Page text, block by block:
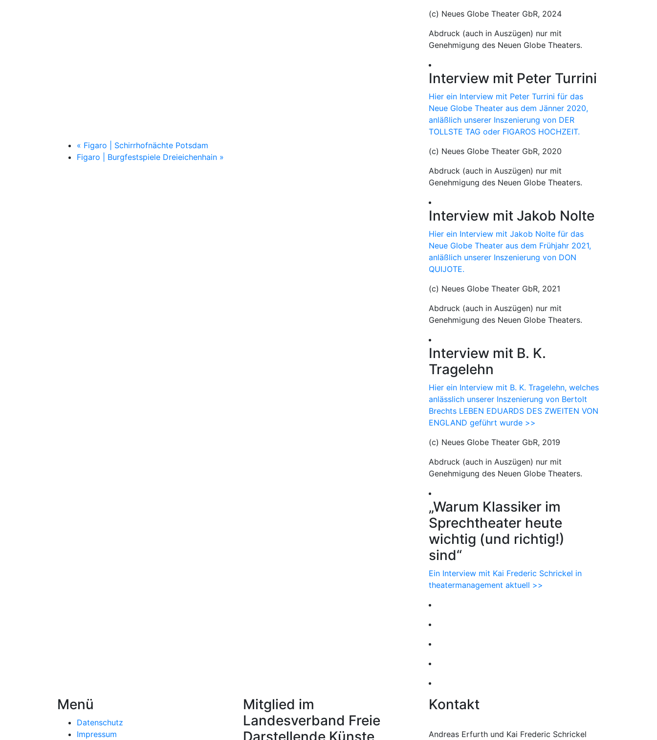
« Figaro | Schirrhofnächte Potsdam
Figaro | Burgfestspiele Dreieichenhain »
(c) Neues Globe Theater GbR, 2024
Abdruck (auch in Auszügen) nur mit
Genehmigung des Neuen Globe Theaters.
Interview mit Peter Turrini
Hier ein Interview mit Peter Turrini für das
Neue Globe Theater aus dem Jänner 2020,
anläßlich unserer Inszenierung von DER
TOLLSTE TAG oder FIGAROS HOCHZEIT.
(c) Neues Globe Theater GbR, 2020
Abdruck (auch in Auszügen) nur mit
Genehmigung des Neuen Globe Theaters.
Interview mit Jakob Nolte
Hier ein Interview mit Jakob Nolte für das
Neue Globe Theater aus dem Frühjahr 2021,
anläßlich unserer Inszenierung von DON
QUIJOTE.
(c) Neues Globe Theater GbR, 2021
Abdruck (auch in Auszügen) nur mit
Genehmigung des Neuen Globe Theaters.
Interview mit B. K.
Tragelehn
Hier ein Interview mit B. K. Tragelehn, welches
anlässlich unserer Inszenierung von Bertolt
Brechts LEBEN EDUARDS DES ZWEITEN VON
ENGLAND geführt wurde >>
(c) Neues Globe Theater GbR, 2019
Abdruck (auch in Auszügen) nur mit
Genehmigung des Neuen Globe Theaters.
„Warum Klassiker im
Sprechtheater heute
wichtig (und richtig!)
sind“
Ein Interview mit Kai Frederic Schrickel in
theatermanagement aktuell >>
Menü
Datenschutz
Impressum
Mitglied im
Landesverband Freie
Kontakt
Andreas Erfurth und Kai Frederic Schrickel